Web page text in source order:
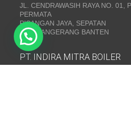
JL. CENDRAWASIH RAYA NO. 01,
PERMATA
PISANGAN JAYA, SEPATAN
KAB. TANGERANG BANTEN
PT. INDIRA MITRA BOILER